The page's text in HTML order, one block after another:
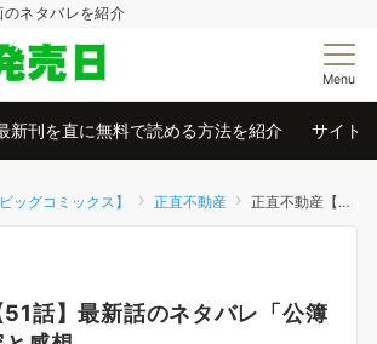
ネタバレを紹介
Menu
新刊を直に無料で読める方法を紹介 サイト
ビッグコミックス】 正直不動産 正直不動産【51話】最新話のネタバレ「公簿売買」の内容と感想
話】最新話のネタバレ「公簿